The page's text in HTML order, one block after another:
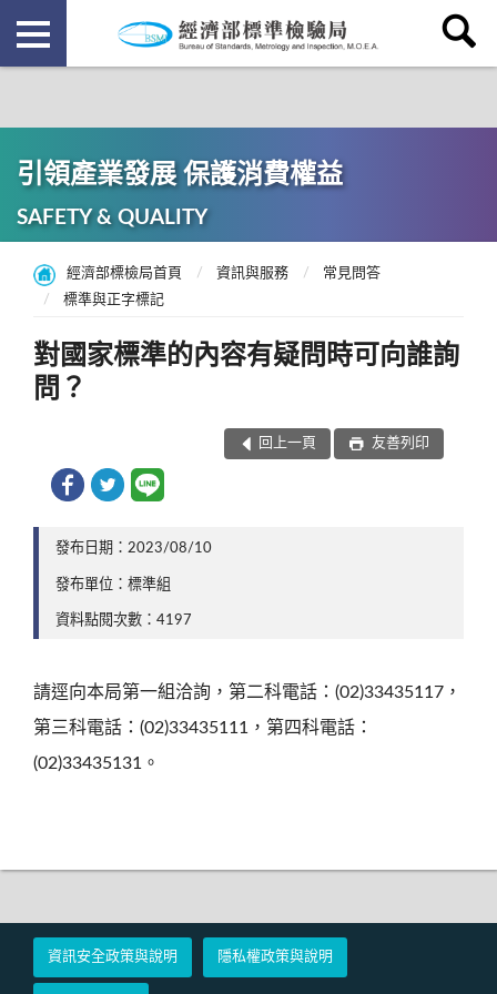
引領產業發展 保護消費權益
SAFETY & QUALITY
經濟部標檢局首頁 資訊與服務
常見問答
標準與正字標記
對國家標準的內容有疑問時可向誰詢
問？
回上一頁 友善列印
發布日期：2023/08/10
發布單位：標準組
資料點閱次數：4197
請逕向本局第一組洽詢，第二科電話：(02)33435117，
第三科電話：(02)33435111，第四科電話：
(02)33435131。
資訊安全政策與說明 隱私權政策與說明